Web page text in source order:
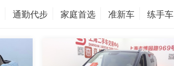
通勤代步 家庭首选 准新车 练手车